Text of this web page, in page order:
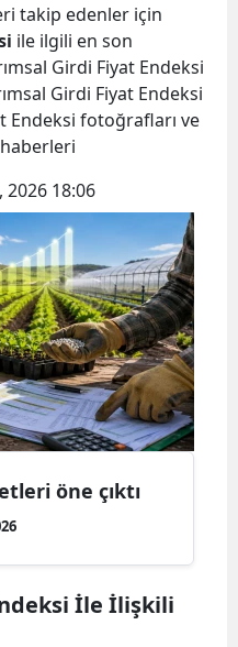
takip edenler için
ile ilgili en son
Girdi Fiyat Endeksi
Girdi Fiyat Endeksi
Endeksi fotoğrafları ve
2026 18:06
öne çıktı
İle İlişkili